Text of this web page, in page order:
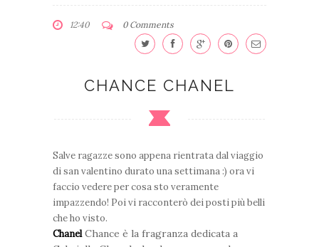
12:40 0 Comments
CHANCE CHANEL
Salve ragazze sono appena rientrata dal viaggio
di san valentino durato una settimana :) ora vi
faccio vedere per cosa sto veramente
impazzendo! Poi vi racconterò dei posti più belli
che ho visto.
Chanel Chance è la fragranza dedicata a